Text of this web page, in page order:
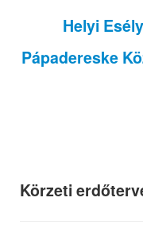
Helyi
Pápadereske
Körzeti